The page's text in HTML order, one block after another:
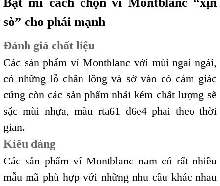
sò” cho phái mạnh
Đánh giá chất liệu
Các sản phẩm ví Montblanc với mùi ngai ngái,
có những lỗ chân lông và sờ vào có cảm giác
cứng còn các sản phẩm nhái kém chất lượng sẽ
sặc mùi nhựa, màu rta61 d6e4 phai theo thời
gian.
Kiểu dáng
Các sản phẩm ví Montblanc nam có rất nhiều
mẫu mã phù hợp với những nhu cầu khác nhau